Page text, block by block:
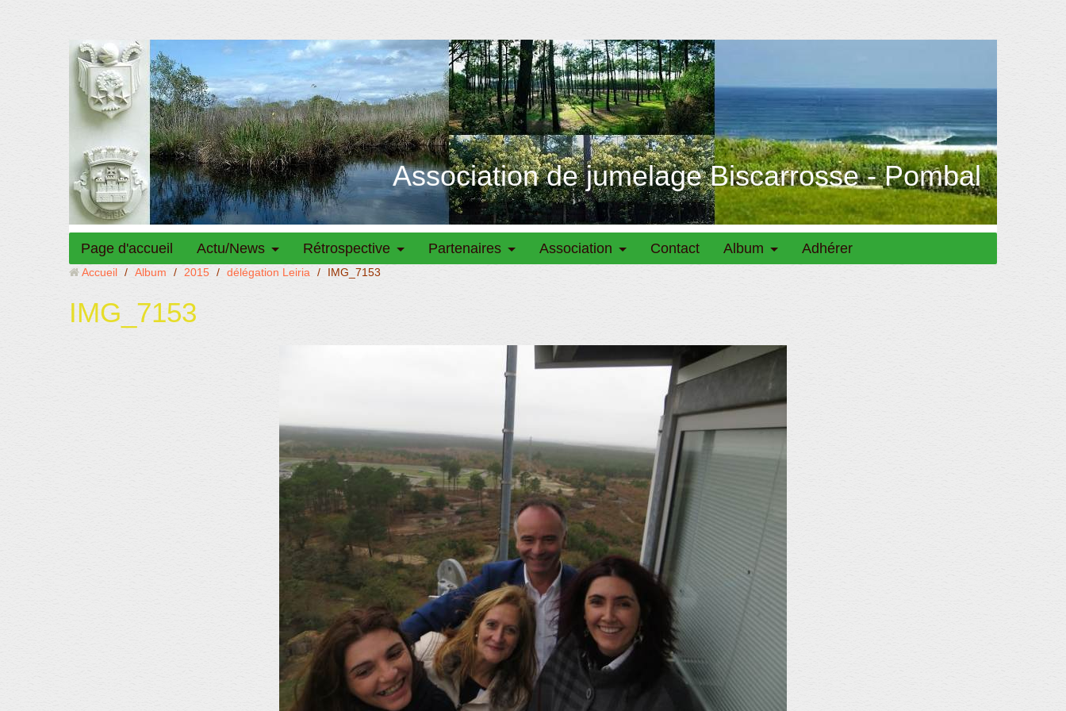
Association de jumelage Biscarrosse - Pombal
Page d'accueil Actu/News Rétrospective Partenaires Association Contact Album Adhérer
Accueil / Album / 2015 / délégation Leiria / IMG_7153
IMG_7153